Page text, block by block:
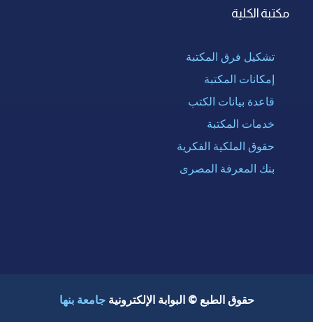
مكتبة الكلية
تشكيل فرق المكتبة
إمكانات المكتبة
قاعدة بيانات الكتب
خدمات المكتبة
حقوق الملكية الفكرية
بنك المعرفة المصرى
حقوق الطبع © البوابة الإلكترونية جامعة بنها